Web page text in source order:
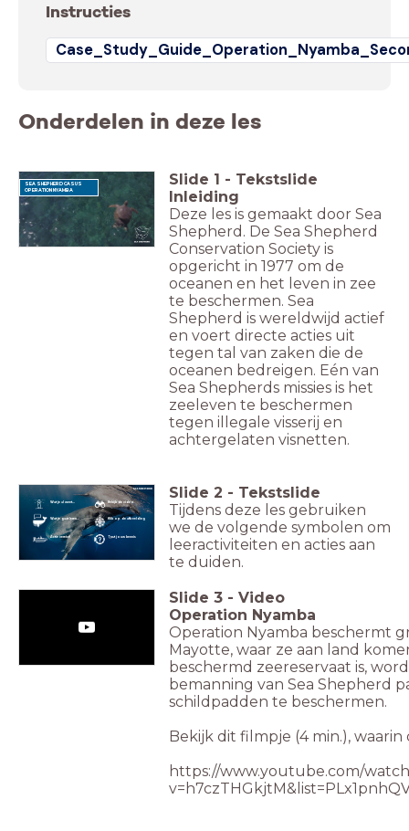
Instructies
Onderdelen in deze les
SEA SHEPHERD CASUS
OPERATION NYAMBA
Slide 1 - Tekstslide
Inleiding
Deze les is gemaakt door Sea
Shepherd. De Sea Shepherd
Conservation Society is
opgericht in 1977 om de
oceanen en het leven in zee
te beschermen. Sea
Shepherd is wereldwijd actief
en voert directe acties uit
tegen tal van zaken die de
oceanen bedreigen. Eén van
Sea Shepherds missies is het
zeeleven te beschermen
tegen illegale visserij en
achtergelaten visnetten.
Wat je al weet...
Wat je gaat leren...
Actie vereist! Test jouw kennis
Klik op de afbeelding
Bekijk de video
Slide 2 - Tekstslide
Tijdens deze les gebruiken
we de volgende symbolen om
leeractiviteiten en acties aan
te duiden.
Slide 3 - Video
Operation Nyamba
Operation Nyamba beschermt
Mayotte, waar ze aan land
beschermd zeereservaat is,
bemanning van Sea Shepherd
schildpadden te beschermen.
Bekijk dit filmpje (4 min.),
https://www.youtube.com/